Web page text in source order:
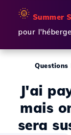
🌞 Summer
pour
Questions
J'ai
mais
sera